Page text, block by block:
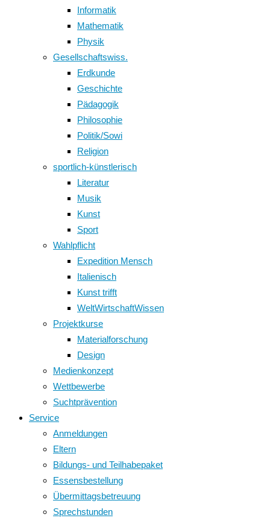
Informatik
Mathematik
Physik
Gesellschaftswiss.
Erdkunde
Geschichte
Pädagogik
Philosophie
Politik/Sowi
Religion
sportlich-künstlerisch
Literatur
Musik
Kunst
Sport
Wahlpflicht
Expedition Mensch
Italienisch
Kunst trifft
WeltWirtschaftWissen
Projektkurse
Materialforschung
Design
Medienkonzept
Wettbewerbe
Suchtprävention
Service
Anmeldungen
Eltern
Bildungs- und Teilhabepaket
Essensbestellung
Übermittagsbetreuung
Sprechstunden